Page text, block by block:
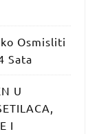
Osmisliti
Sata
U
I